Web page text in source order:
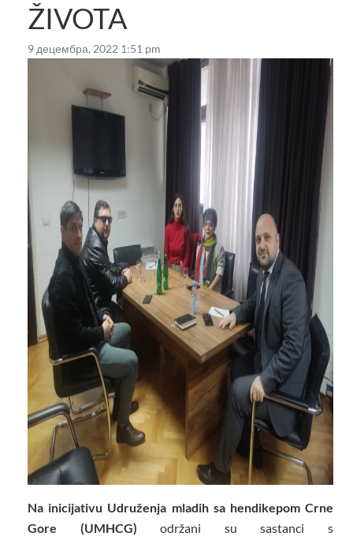
ŽIVOTA
9 децембра, 2022 1:51 pm
Na inicijativu Udruženja mladih sa hendikepom Crne
Gore (UMHCG)održani su sastanci s